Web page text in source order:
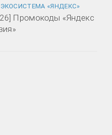
ЭКОСИСТЕМА «ЯНДЕКС»
Промокоды «Яндекс